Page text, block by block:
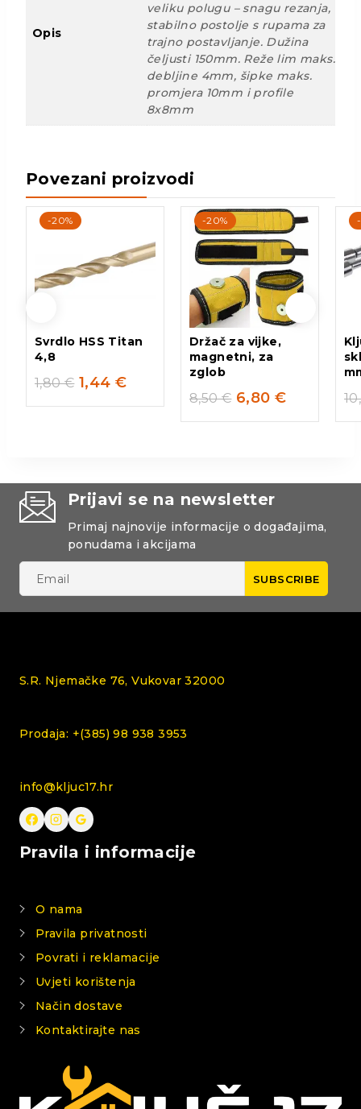
Opis
veliku polugu – snagu rezanja,
stabilno postolje s rupama za
trajno postavljanje. Dužina
čeljusti 150mm. Reže lim maks.
debljine 4mm, šipke maks.
promjera 10mm i profile
8x8mm
Povezani proizvodi
-20%
Svrdlo HSS Titan
4,8
1,80€ 1,44 €
-20%
Držač za vijke,
magnetni, za
zglob
8,50€ 6,80 €
Prijavi se na newsletter
Primaj najnovije informacije o događajima,
ponudama i akcijama
S.R. Njemačke 76, Vukovar 32000
Prodaja: +(385) 98 938 3953
info@kljuc17.hr
Pravila i informacije
O nama
Pravila privatnosti
Povrati i reklamacije
Uvjeti korištenja
Način dostave
Kontaktirajte nas